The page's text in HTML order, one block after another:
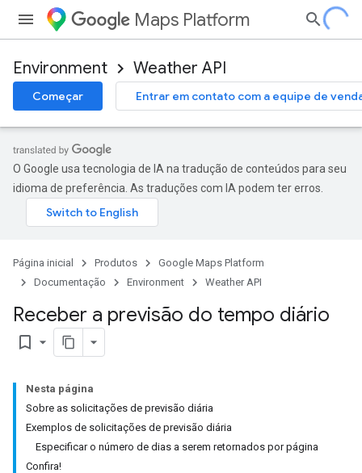
Maps Platform
Environment Weather API
Começar Entrar em contato com a equipe de
O Google usa tecnologia de IA na tradução de conteúdos para seu
idioma de preferência. As traduções com IA podem ter erros.
Página inicial Produtos
Google Maps Platform
Documentação
Environment Weather API
Receber a previsão do tempo diário
bookmark_border
Nesta página
Sobre as solicitações de previsão diária
Exemplos de solicitações de previsão diária
Especificar o número de dias a serem retornados por página
Confira!